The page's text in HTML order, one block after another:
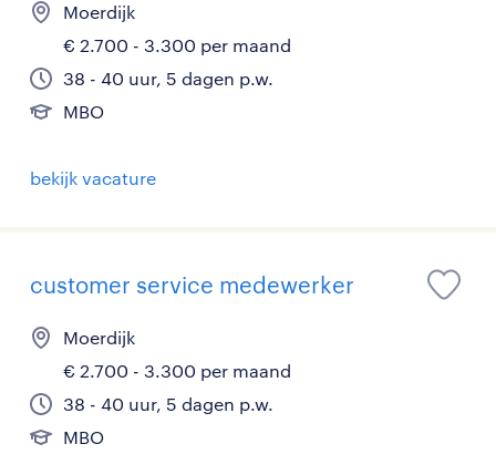
Moerdijk
€ 2.700 - 3.300 per maand
38 - 40 uur, 5 dagen p.w.
MBO
bekijk vacature
customer service medewerker
Moerdijk
€ 2.700 - 3.300 per maand
38 - 40 uur, 5 dagen p.w.
MBO